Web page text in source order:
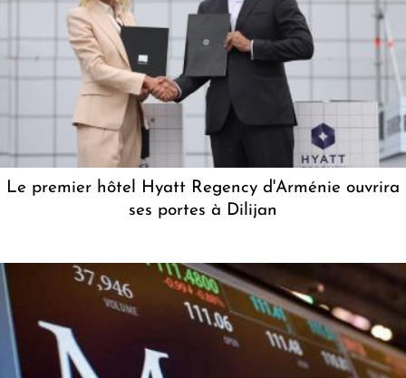
Le premier hôtel Hyatt Regency d'Arménie ouvrira
ses portes à Dilijan